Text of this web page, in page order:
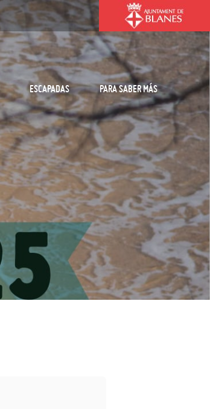
ESCAPADAS PARA SABER MÁS